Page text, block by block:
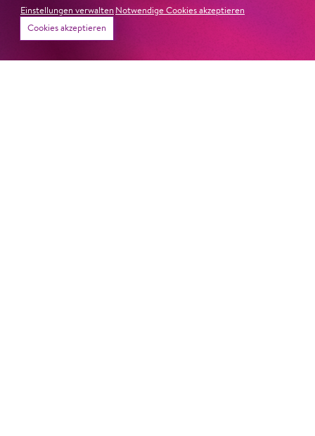
Einstellungen verwalten Notwendige Cookies akzeptieren
Cookies akzeptieren